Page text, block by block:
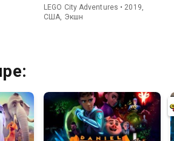
LEGO City Adventures • 2019,
США, Экшн